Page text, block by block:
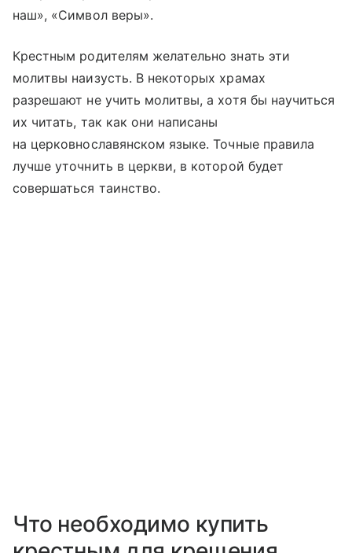
наш», «Символ веры».
Крестным родителям желательно знать эти
молитвы наизусть. В некоторых храмах
разрешают не учить молитвы, а хотя бы научиться
их читать, так как они написаны
на церковнославянском языке. Точные правила
лучше уточнить в церкви, в которой будет
совершаться таинство.
Что необходимо купить